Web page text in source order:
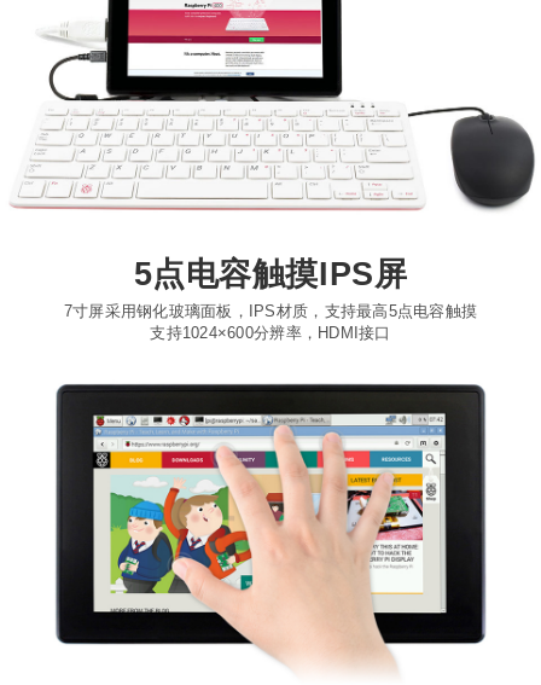
5点电容触摸IPS屏
7寸屏采用钢化玻璃面板，IPS材质，支持最高5点电容触摸
支持1024×600分辨率，HDMI接口